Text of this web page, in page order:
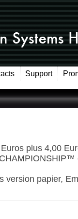
Support
plus 4,00
version papier,